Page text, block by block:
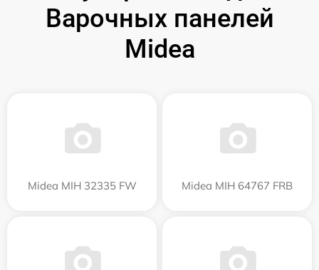
Варочных панелей
Midea
Midea MIH 32335 FW Midea MIH 64767 FRB